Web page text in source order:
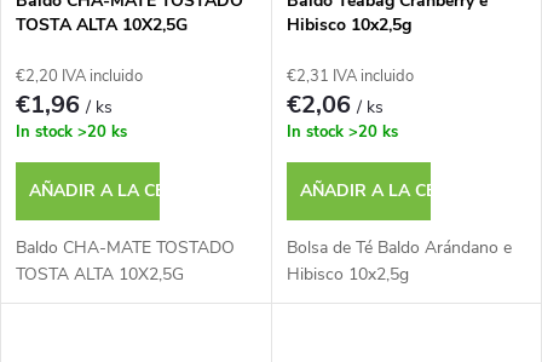
r
o
d
u
c
s
TOSTA ALTA 10X2,5G
€2,20 IVA incluido
€1,96/ ks
In stock >20 ks
AÑADIR A LA CESTA
Baldo CHA-MATE TOSTADO
TOSTA ALTA 10X2,5G
Hibisco 10x2,5g
€2,31 IVA incluido
€2,06/ ks
In stock >20 ks
AÑADIR A LA CESTA
Bolsa de Té Baldo Arándano e
Hibisco 10x2,5g